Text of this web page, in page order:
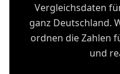
Vergleichsdaten
ganz Deutschland.
ordnen die Zahlen
und